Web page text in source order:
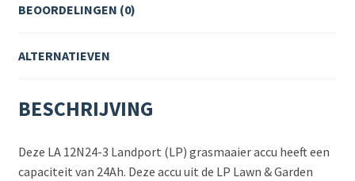
BEOORDELINGEN (0)
ALTERNATIEVEN
BESCHRIJVING
Deze LA 12N24-3 Landport (LP) grasmaaier accu heeft een
capaciteit van 24Ah. Deze accu uit de LP Lawn & Garden